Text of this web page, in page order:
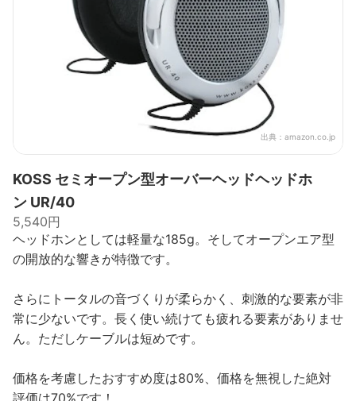
出典： amazon.co.jp
KOSS セミオープン型オーバーヘッドヘッドホ
ン UR/40
5,540円
ヘッドホンとしては軽量な185g。そしてオープンエア型
の開放的な響きが特徴です。
さらにトータルの音づくりが柔らかく、刺激的な要素が非
常に少ないです。長く使い続けても疲れる要素がありませ
ん。ただしケーブルは短めです。
価格を考慮したおすすめ度は80%、価格を無視した絶対
評価は70%です！